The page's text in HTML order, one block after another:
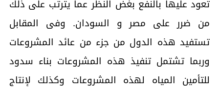
تعود عليها بالنفع بغض النظر عما يترتب على ذلك
من ضرر على مصر و السودان. وفى المقابل
تستفيد هذه الدول من جزء من عائد المشروعات
وربما تشتمل تنفيذ هذه المشروعات بناء سدود
للتأمين المياه لهذه المشروعات وكذلك لإنتاج